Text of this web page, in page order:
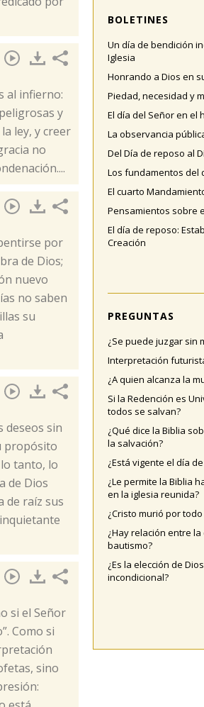
al infierno:
y
ley, y creer
no
por
de Dios;
nuevo
no saben
su
deseos sin
propósito
tanto, lo
de Dios
de raíz sus
si el Señor
Como si
sino
BOLETINES
Un día de bendición
Iglesia
Honrando a Dios en
Piedad, necesidad y
El día del Señor en el
La observancia
Del Día de reposo al
Los fundamentos del
El cuarto
Pensamientos sobre
El día de reposo:
Creación
PREGUNTAS
¿Se puede juzgar sin
Interpretación
¿A quien alcanza la
Si la Redención es
todos se salvan?
¿Qué dice la Biblia
la salvación?
¿Está vigente el día
¿Le permite la Biblia
en la iglesia reunida?
¿Cristo murió por
¿Hay relación entre
bautismo?
¿Es la elección de
incondicional?